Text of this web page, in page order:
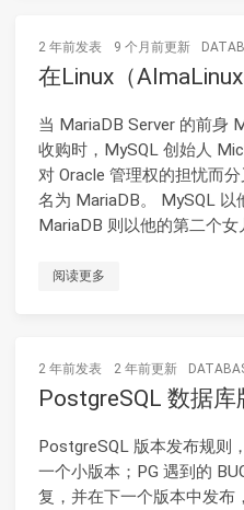
2 年前发表 9 个月前更新
在Linux（
当 MariaDB Server 的前身
收购时，MySQL 创始人
对 Oracle 管理权的担忧而
名为 MariaDB。 MySQL 以
MariaDB 则以他的第二个女
阅读更多
2 年前发表 2 年前更新
PostgreSQL 数据
PostgreSQL 版本发布规则
一个小版本；PG 遇到的
复，并在下一个版本中发布